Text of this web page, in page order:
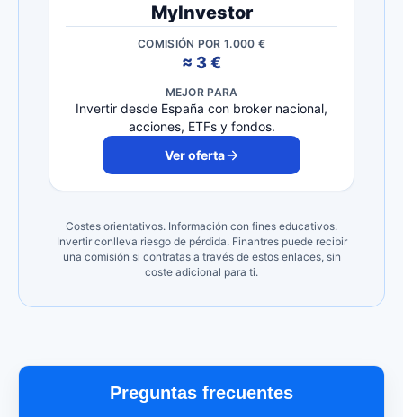
MyInvestor
COMISIÓN POR 1.000 €
≈ 3 €
MEJOR PARA
Invertir desde España con broker nacional,
acciones, ETFs y fondos.
Ver oferta
Costes orientativos. Información con fines educativos.
Invertir conlleva riesgo de pérdida. Finantres puede recibir
una comisión si contratas a través de estos enlaces, sin
coste adicional para ti.
Preguntas frecuentes